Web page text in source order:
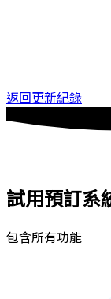
返回更新紀錄
試用預訂系
包含所有功能